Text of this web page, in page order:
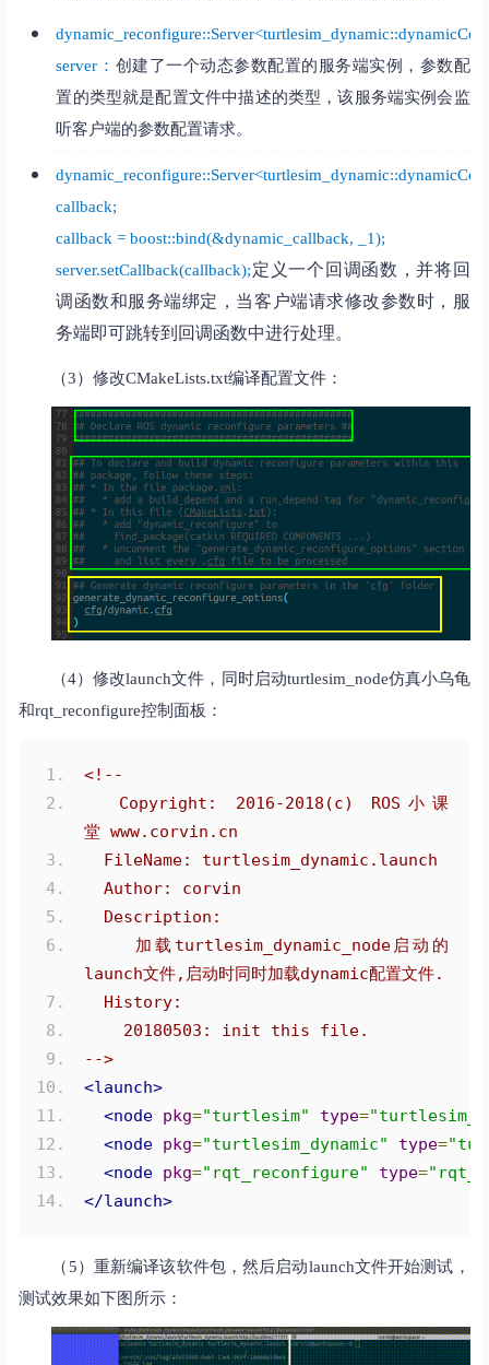
server： 创建了一个动态参数配置的服务端实例，参数配
置的类型就是配置文件中描述的类型，该服务端实例会监
听客户端的参数配置请求。
callback;
callback = boost::bind(&dynamic_callback, _1);
server.setCallback(callback);定义一个回调函数，并将回
调函数和服务端绑定，当客户端请求修改参数时，服
务端即可跳转到回调函数中进行处理。
（3）修改CMakeLists.txt编译配置文件：
（4）修改launch文件，同时启动turtlesim_node仿真小乌龟
和rqt_reconfigure控制面板：
<!--
Copyright: 2016-2018(c) ROS小课
堂 www.corvin.cn
FileName: turtlesim_dynamic.launch
Author: corvin
Description:
加载turtlesim_dynamic_node启动的
launch文件,启动时同时加载dynamic配置文件.
History:
20180503: init this file.
-->
<launch>
<node pkg="turtlesim" type=
<node pkg="turtlesim_dynamic" type=
<node pkg="rqt_reconfigure" type=
</launch>
（5）重新编译该软件包，然后启动launch文件开始测试，
测试效果如下图所示：